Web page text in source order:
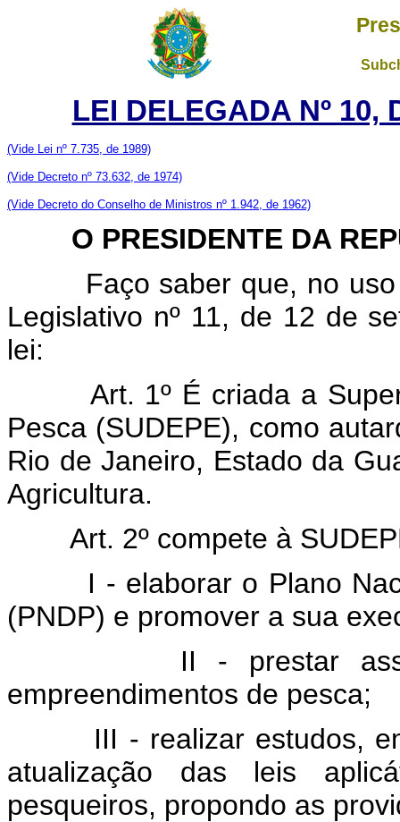
LEI DELEGADA Nº 10,
(Vide Lei nº 7.735, de 1989)
(Vide Decreto nº 73.632, de 1974)
(Vide Decreto do Conselho de Ministros nº 1.942, de 1962)
O PRESIDENTE DA
Faço saber que, no uso
Legislativo nº 11, de 12 de
lei:
Art. 1º É criada a
Pesca (SUDEPE), como
Rio de Janeiro, Estado da
Agricultura.
Art. 2º compete à
I - elaborar o Plano
(PNDP) e promover a sua
II - prestar
empreendimentos de pesca;
III - realizar estudos,
atualização das leis
pesqueiros, propondo as